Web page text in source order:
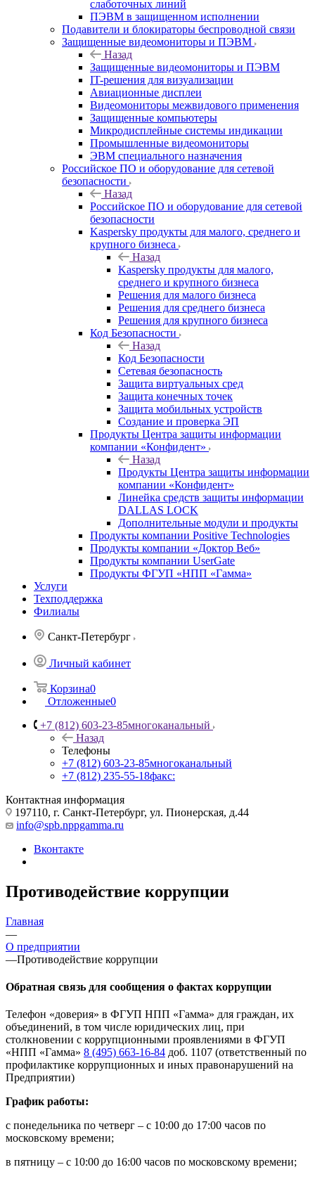
слаботочных линий
ПЭВМ в защищенном исполнении
Подавители и блокираторы беспроводной связи
Защищенные видеомониторы и ПЭВМ
Назад
Защищенные видеомониторы и ПЭВМ
IT-решения для визуализации
Авиационные дисплеи
Видеомониторы межвидового применения
Защищенные компьютеры
Микродисплейные системы индикации
Промышленные видеомониторы
ЭВМ специального назначения
Российское ПО и оборудование для сетевой
безопасности
Назад
Российское ПО и оборудование для сетевой
безопасности
Kaspersky продукты для малого, среднего и
крупного бизнеса
Назад
Kaspersky продукты для малого,
среднего и крупного бизнеса
Решения для малого бизнеса
Решения для среднего бизнеса
Решения для крупного бизнеса
Код Безопасности
Назад
Код Безопасности
Сетевая безопасность
Защита виртуальных сред
Защита конечных точек
Защита мобильных устройств
Создание и проверка ЭП
Продукты Центра защиты информации
компании «Конфидент»
Назад
Продукты Центра защиты информации
компании «Конфидент»
Линейка средств защиты информации
DALLAS LOCK
Дополнительные модули и продукты
Продукты компании Positive Technologies
Продукты компании «Доктор Веб»
Продукты компании UserGate
Продукты ФГУП «НПП «Гамма»
Услуги
Техподдержка
Филиалы
Санкт-Петербург
Личный кабинет
Корзина0
Отложенные0
+7 (812) 603-23-85многоканальный
Назад
Телефоны
+7 (812) 603-23-85многоканальный
+7 (812) 235-55-18факс:
Контактная информация
197110, г. Санкт-Петербург, ул. Пионерская, д.44
info@spb.nppgamma.ru
Вконтакте
Противодействие коррупции
Главная
—
О предприятии
—Противодействие коррупции
Обратная связь для сообщения о фактах коррупции
Телефон «доверия» в ФГУП НПП «Гамма» для граждан, их
объединений, в том числе юридических лиц, при
столкновении с коррупционными проявлениями в ФГУП
«НПП «Гамма» 8 (495) 663-16-84 доб. 1107 (ответственный по
профилактике коррупционных и иных правонарушений на
Предприятии)
График работы:
с понедельника по четверг – с 10:00 до 17:00 часов по
московскому времени;
в пятницу – с 10:00 до 16:00 часов по московскому времени;